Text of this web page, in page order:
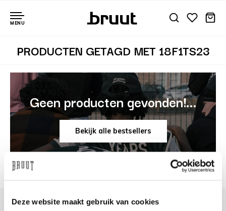
Deze website maakt gebruik van cookies
MENU
PRODUCTEN GETAGD MET 18F1TS23
Geen producten gevonden!...
Bekijk alle bestsellers